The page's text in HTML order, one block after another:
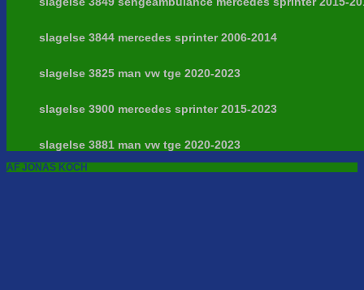
slagelse 3844 mercedes sprinter 2006-2014
slagelse 3825 man vw tge 2020-2023
slagelse 3900 mercedes sprinter 2015-2023
slagelse 3881 man vw tge 2020-2023
AF JONAS KOCH